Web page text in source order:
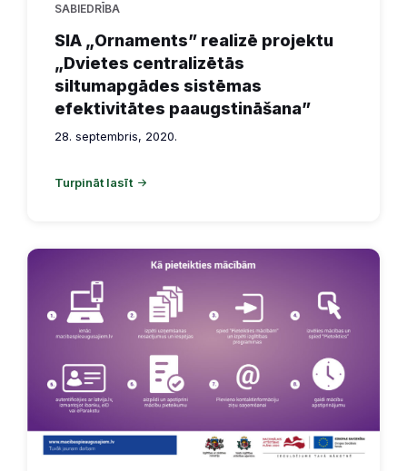
SABIEDRĪBA
SIA „Ornaments” realizē projektu
„Dvietes centralizētās
siltumapgādes sistēmas
efektivitātes paaugstināšana”
28. septembris, 2020.
Turpināt lasīt